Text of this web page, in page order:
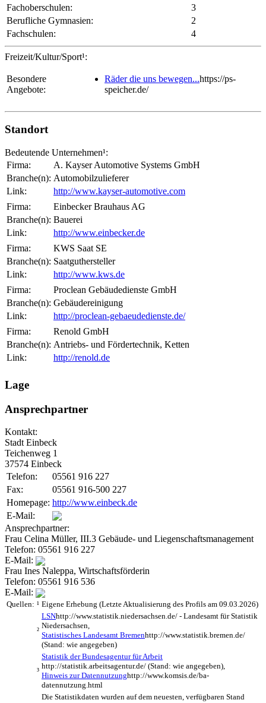
Fachoberschulen:
3
Berufliche Gymnasien:
2
Fachschulen:
4
Freizeit/Kultur/Sport¹:
Besondere
Angebote:
Räder die uns bewegen...https://ps-
speicher.de/
Standort
Bedeutende Unternehmen¹:
Firma:
A. Kayser Automotive Systems GmbH
Branche(n): Automobilzulieferer
Link:
http://www.kayser-automotive.com
Firma:
Einbecker Brauhaus AG
Branche(n): Bauerei
Link:
http://www.einbecker.de
Firma:
KWS Saat SE
Branche(n): Saatguthersteller
Link:
http://www.kws.de
Firma:
Proclean Gebäudedienste GmbH
Branche(n): Gebäudereinigung
Link:
http://proclean-gebaeudedienste.de/
Firma:
Renold GmbH
Branche(n): Antriebs- und Fördertechnik, Ketten
Link:
http://renold.de
Lage
Ansprechpartner
Kontakt:
Stadt Einbeck
Teichenweg 1
37574 Einbeck
Telefon:
05561 916 227
Fax:
05561 916-500 227
Homepage: http://www.einbeck.de
E-Mail:
Ansprechpartner:
Frau Celina Müller, III.3 Gebäude- und Liegenschaftsmanagement
Telefon: 05561 916 227
E-Mail:
Frau Ines Naleppa, Wirtschaftsförderin
Telefon: 05561 916 536
E-Mail:
Quellen: ¹ Eigene Erhebung (Letzte Aktualisierung des Profils am 09.03.2026)
²
LSNhttp://www.statistik.niedersachsen.de/ - Landesamt für Statistik
Niedersachsen,
Statistisches Landesamt Bremenhttp://www.statistik.bremen.de/
(Stand: wie angegeben)
³
Statistik der Bundesagentur für Arbeit
http://statistik.arbeitsagentur.de/ (Stand: wie angegeben),
Hinweis zur Datennutzunghttp://www.komsis.de/ba-
datennutzung.html
Die Statistikdaten wurden auf dem neuesten, verfügbaren Stand